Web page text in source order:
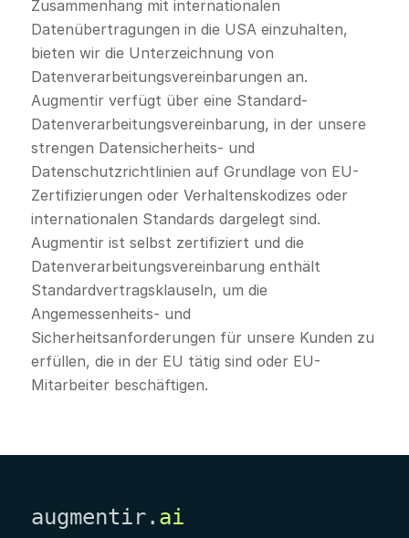
Zusammenhang mit internationalen
Datenübertragungen in die USA einzuhalten,
bieten wir die Unterzeichnung von
Datenverarbeitungsvereinbarungen an.
Augmentir verfügt über eine Standard-
Datenverarbeitungsvereinbarung, in der unsere
strengen Datensicherheits- und
Datenschutzrichtlinien auf Grundlage von EU-
Zertifizierungen oder Verhaltenskodizes oder
internationalen Standards dargelegt sind.
Augmentir ist selbst zertifiziert und die
Datenverarbeitungsvereinbarung enthält
Standardvertragsklauseln, um die
Angemessenheits- und
Sicherheitsanforderungen für unsere Kunden zu
erfüllen, die in der EU tätig sind oder EU-
Mitarbeiter beschäftigen.
augmentir. ai